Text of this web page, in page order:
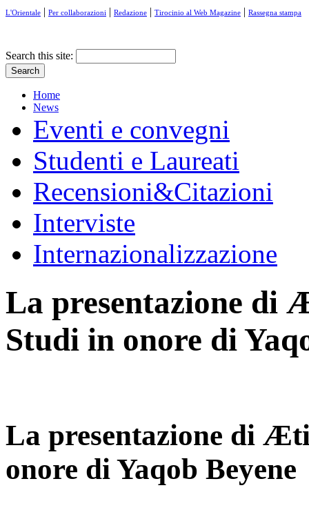
L'Orientale | Per collaborazioni | Redazione | Tirocinio al Web Magazine | Rassegna stampa
Search this site:
Home
News
Eventi e convegni
Studenti e Laureati
Recensioni&Citazioni
Interviste
Internazionalizzazione
La presentazione di
Studi in onore di
La presentazione di
onore di Yaqob Beyene